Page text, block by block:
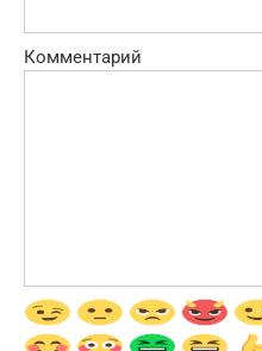
Комментарий